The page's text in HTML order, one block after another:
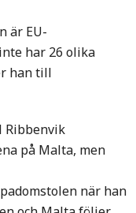
är EU-
har 26 olika
han till
på Malta, men
när han